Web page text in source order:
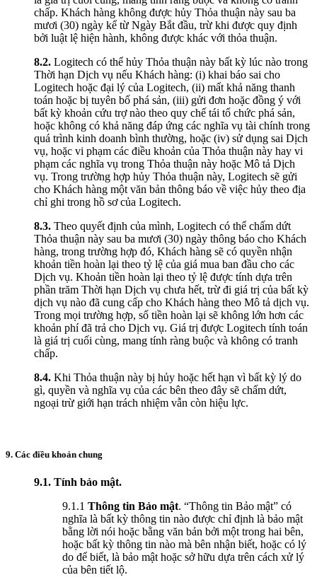
chấp. Khách hàng không được hủy Thỏa thuận này sau ba
mươi (30) ngày kể từ Ngày Bắt đầu, trừ khi được quy định
bởi luật lệ hiện hành, không được khác với thỏa thuận.
8.2. Logitech có thể hủy Thỏa thuận này bất kỳ lúc nào trong
Thời hạn Dịch vụ nếu Khách hàng: (i) khai báo sai cho
Logitech hoặc đại lý của Logitech, (ii) mất khả năng thanh
toán hoặc bị tuyên bố phá sản, (iii) gửi đơn hoặc đồng ý với
bất kỳ khoản cứu trợ nào theo quy chế tái tổ chức phá sản,
hoặc không có khả năng đáp ứng các nghĩa vụ tài chính trong
quá trình kinh doanh bình thường, hoặc (iv) sử dụng sai Dịch
vụ, hoặc vi phạm các điều khoản của Thỏa thuận này hay vi
phạm các nghĩa vụ trong Thỏa thuận này hoặc Mô tả Dịch
vụ. Trong trường hợp hủy Thỏa thuận này, Logitech sẽ gửi
cho Khách hàng một văn bản thông báo về việc hủy theo địa
chỉ ghi trong hồ sơ của Logitech.
8.3. Theo quyết định của mình, Logitech có thể chấm dứt
Thỏa thuận này sau ba mươi (30) ngày thông báo cho Khách
hàng, trong trường hợp đó, Khách hàng sẽ có quyền nhận
khoản tiền hoàn lại theo tỷ lệ của giá mua ban đầu cho các
Dịch vụ. Khoản tiền hoàn lại theo tỷ lệ được tính dựa trên
phần trăm Thời hạn Dịch vụ chưa hết, trừ đi giá trị của bất kỳ
dịch vụ nào đã cung cấp cho Khách hàng theo Mô tả dịch vụ.
Trong mọi trường hợp, số tiền hoàn lại sẽ không lớn hơn các
khoản phí đã trả cho Dịch vụ. Giá trị được Logitech tính toán
là giá trị cuối cùng, mang tính ràng buộc và không có tranh
chấp.
8.4. Khi Thỏa thuận này bị hủy hoặc hết hạn vì bất kỳ lý do
gì, quyền và nghĩa vụ của các bên theo đây sẽ chấm dứt,
ngoại trừ giới hạn trách nhiệm vẫn còn hiệu lực.
9. Các điều khoản chung
9.1. Tính bảo mật.
9.1.1 Thông tin Bảo mật. “Thông tin Bảo mật” có
nghĩa là bất kỳ thông tin nào được chỉ định là bảo mật
bằng lời nói hoặc bằng văn bản bởi một trong hai bên,
hoặc bất kỳ thông tin nào mà bên nhận biết, hoặc có lý
do để biết, là bảo mật hoặc sở hữu dựa trên cách xử lý
của bên tiết lộ.